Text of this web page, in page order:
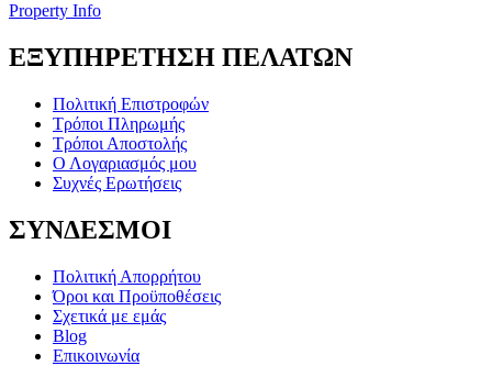
Property Info
ΕΞΥΠΗΡΕΤΗΣΗ ΠΕΛΑΤΩΝ
Πολιτική Επιστροφών
Τρόποι Πληρωμής
Τρόποι Αποστολής
Ο Λογαριασμός μου
Συχνές Ερωτήσεις
ΣΥΝΔΕΣΜΟΙ
Πολιτική Απορρήτου
Όροι και Προϋποθέσεις
Σχετικά με εμάς
Blog
Επικοινωνία